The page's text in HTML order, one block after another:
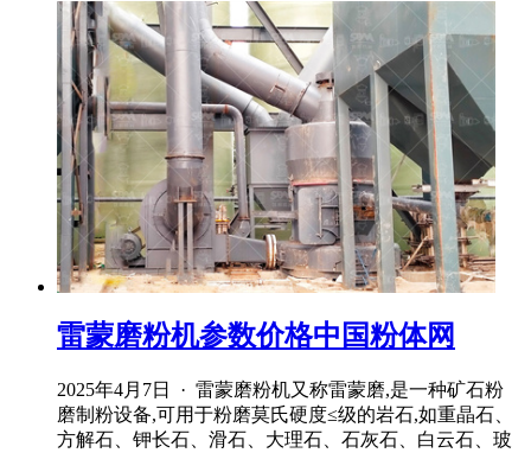
雷蒙磨粉机参数价格中国粉体网
2025年4月7日 · 雷蒙磨粉机又称雷蒙磨,是一种矿石粉
磨制粉设备,可用于粉磨莫氏硬度≤级的岩石,如重晶石、
方解石、钾长石、滑石、大理石、石灰石、白云石、玻